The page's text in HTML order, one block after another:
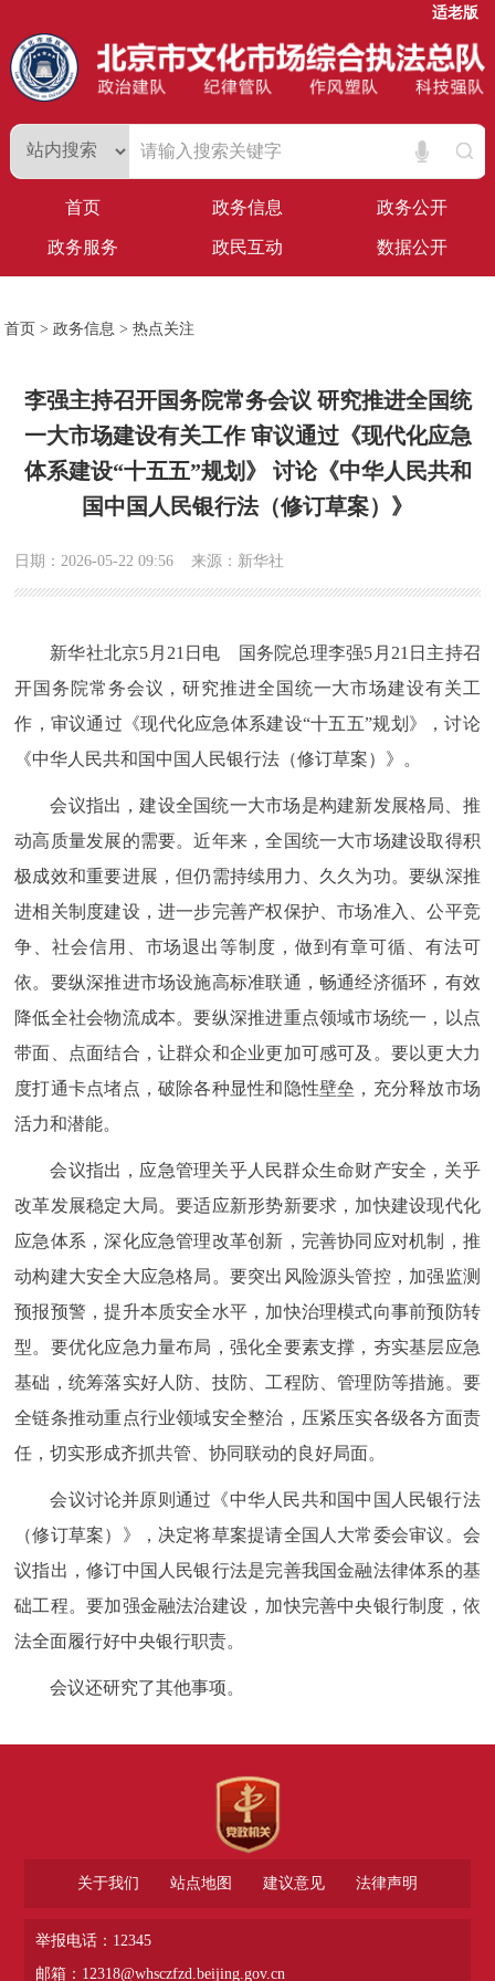
适老版
首页 政务信息 政务公开
政务服务 政民互动 数据公开
首页 >政务信息 >热点关注
李强主持召开国务院常务会议 研究推进全国统
一大市场建设有关工作 审议通过《现代化应急
体系建设“十五五”规划》 讨论《中华人民共和
国中国人民银行法（修订草案）》
日期：2026-05-22 09:56 来源：新华社
新华社北京5月21日电 国务院总理李强5月21日主持召
开国务院常务会议，研究推进全国统一大市场建设有关工
作，审议通过《现代化应急体系建设“十五五”规划》，讨论
《中华人民共和国中国人民银行法（修订草案）》。
会议指出，建设全国统一大市场是构建新发展格局、推
动高质量发展的需要。近年来，全国统一大市场建设取得积
极成效和重要进展，但仍需持续用力、久久为功。要纵深推
进相关制度建设，进一步完善产权保护、市场准入、公平竞
争、社会信用、市场退出等制度，做到有章可循、有法可
依。要纵深推进市场设施高标准联通，畅通经济循环，有效
降低全社会物流成本。要纵深推进重点领域市场统一，以点
带面、点面结合，让群众和企业更加可感可及。要以更大力
度打通卡点堵点，破除各种显性和隐性壁垒，充分释放市场
活力和潜能。
会议指出，应急管理关乎人民群众生命财产安全，关乎
改革发展稳定大局。要适应新形势新要求，加快建设现代化
应急体系，深化应急管理改革创新，完善协同应对机制，推
动构建大安全大应急格局。要突出风险源头管控，加强监测
预报预警，提升本质安全水平，加快治理模式向事前预防转
型。要优化应急力量布局，强化全要素支撑，夯实基层应急
基础，统筹落实好人防、技防、工程防、管理防等措施。要
全链条推动重点行业领域安全整治，压紧压实各级各方面责
任，切实形成齐抓共管、协同联动的良好局面。
会议讨论并原则通过《中华人民共和国中国人民银行法
（修订草案）》，决定将草案提请全国人大常委会审议。会
议指出，修订中国人民银行法是完善我国金融法律体系的基
础工程。要加强金融法治建设，加快完善中央银行制度，依
法全面履行好中央银行职责。
会议还研究了其他事项。
关于我们 站点地图 建议意见 法律声明
举报电话：12345
邮箱：12318@whsczfzd.beijing.gov.cn